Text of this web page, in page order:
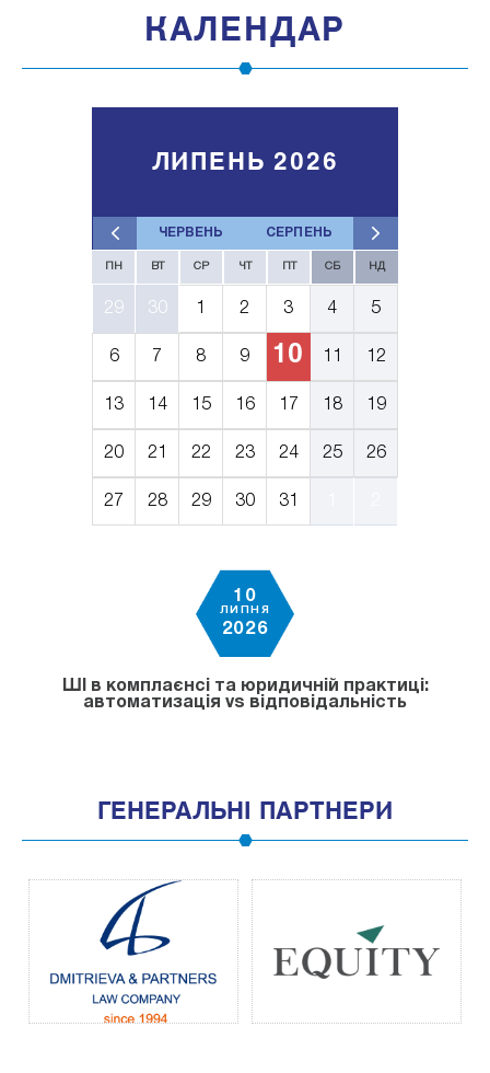
КАЛЕНДАР
ЧЕРВЕНЬ СЕРПЕНЬ
ЛИПЕНЬ 2026
ПН ВТ СР ЧТ СБ НД
29 30 2 3 4 5
6 7 8 9 10 12
13 14 15 16 17 18 19
20 21 22 23 24 25 26
27 28 29 30 31
10
ЛИПНЯ
2026
ШІ в комплаєнсі та юридичній практиці:
автоматизація vs відповідальність
ГЕНЕРАЛЬНІ ПАРТНЕРИ